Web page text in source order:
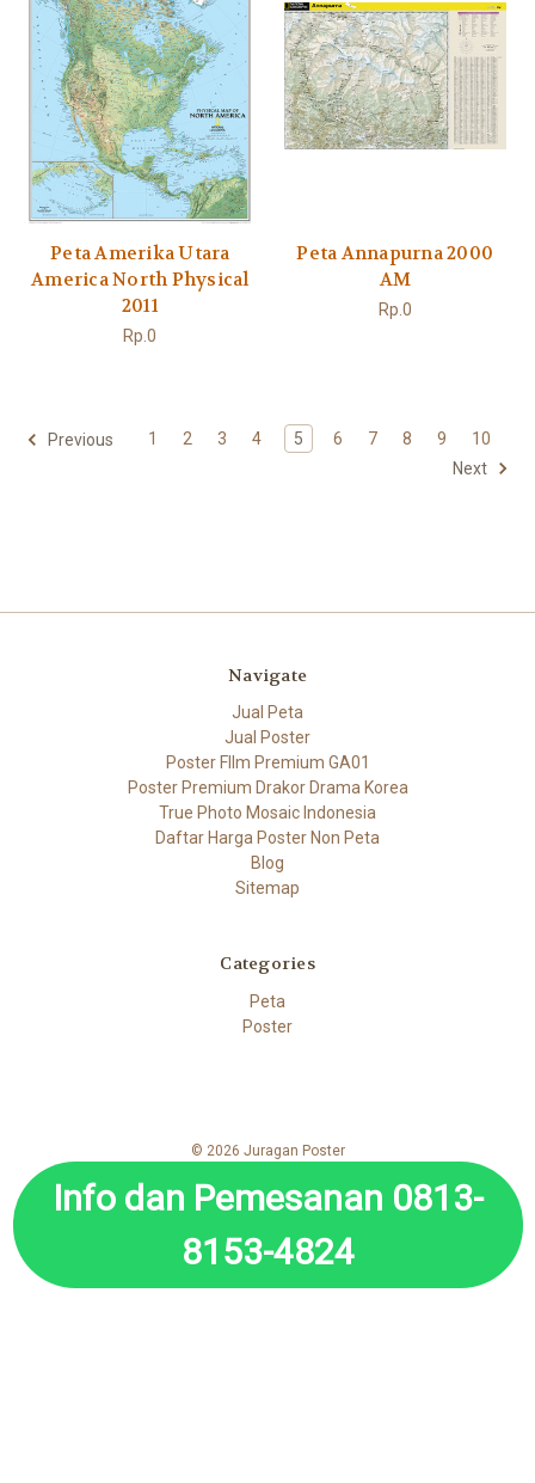
Peta Amerika Utara
America North Physical
2011
Rp.0
Peta Annapurna 2000
AM
Rp.0
Previous 1 2 3 4 5 6 7 8 9
10
Next
Navigate
Jual Peta
Jual Poster
Poster FIlm Premium GA01
Poster Premium Drakor Drama Korea
True Photo Mosaic Indonesia
Daftar Harga Poster Non Peta
Blog
Sitemap
Categories
Peta
Poster
© 2026 Juragan Poster
Info dan Pemesanan 0813-
8153-4824